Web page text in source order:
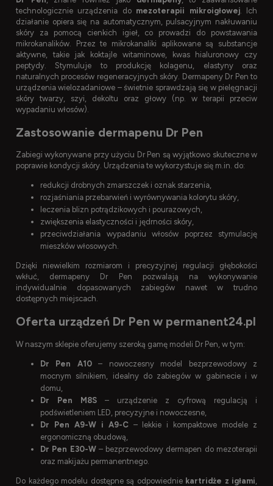
technologicznie urządzenia do mezoterapii mikroigłowej. Ich
działanie opiera się na automatycznym, pulsacyjnym nakłuwaniu
skóry za pomocą cienkich igieł, co prowadzi do powstawania
mikrokanalików. Przez te mikrokanaliki aplikowane są substancje
aktywne, takie jak koktajle witaminowe, kwas hialuronowy czy
peptydy. Stymuluje to produkcję kolagenu, elastyny oraz
naturalnych procesów regeneracyjnych skóry. Dermapeny Dr Pen to
urządzenia wielozadaniowe – świetnie sprawdzają się w pielęgnacji
skóry twarzy, szyi, dekoltu oraz głowy (np. w terapii przeciw
wypadaniu włosów).
Zastosowanie dermapenu Dr Pen
Zabiegi wykonywane przy użyciu Dr Pen są wyjątkowo skuteczne w
poprawie kondycji skóry. Urządzenia te wykorzystuje się m.in. do:
redukcji drobnych zmarszczek i oznak starzenia,
rozjaśniania przebarwień i wyrównywania kolorytu skóry,
leczenia blizn potrądzikowych i pourazowych,
zwiększenia elastyczności i jędrności skóry,
przeciwdziałania wypadaniu włosów poprzez stymulację
mieszków włosowych.
Dzięki niewielkim rozmiarom i precyzyjnej regulacji głębokości
wkłuć, dermapeny Dr Pen pozwalają na wykonywanie
indywidualnie dopasowanych zabiegów nawet w trudno
dostępnych miejscach.
Oferta urządzeń Dr Pen w permanent24.pl
W naszym sklepie oferujemy szeroką gamę modeli Dr Pen, w tym:
Dr Pen A10– nowoczesny model bezprzewodowy z
mocnym silnikiem, idealny do zabiegów w gabinecie i w
domu,
Dr Pen M8S – urządzenie z cyfrową regulacją i
podświetleniem LED, precyzyjne i nowoczesne,
Dr Pen A9-W i A9-C– lekkie i kompaktowe modele z
ergonomiczną obudową,
Dr Pen E30-W– bezprzewodowy dermapen do mezoterapii
oraz makijażu permanentnego.
Do każdego modelu dostępne są odpowiednie kartridże z igłami